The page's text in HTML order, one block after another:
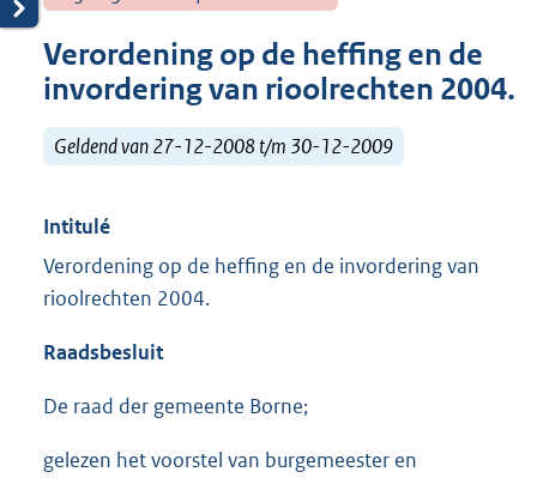
Verordening op de heffing en de
invordering van rioolrechten 2004.
Geldend van 27-12-2008 t/m 30-12-2009
Intitulé
Verordening op de heffing en de invordering van
rioolrechten 2004.
Raadsbesluit
De raad der gemeente Borne;
gelezen het voorstel van burgemeester en